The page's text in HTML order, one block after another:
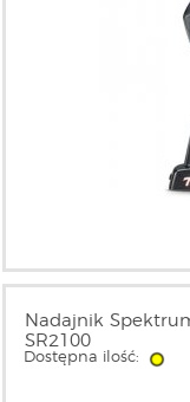
Nadajnik
SR2100
Dostępna ilość: